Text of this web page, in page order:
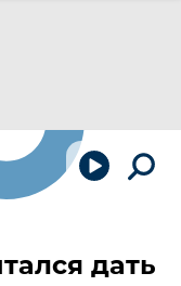
дать